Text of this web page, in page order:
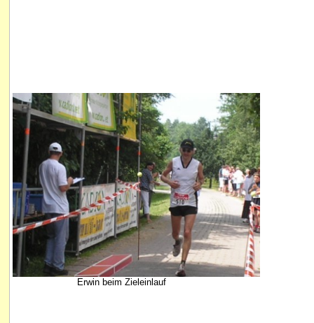
Erwin beim Zieleinlauf